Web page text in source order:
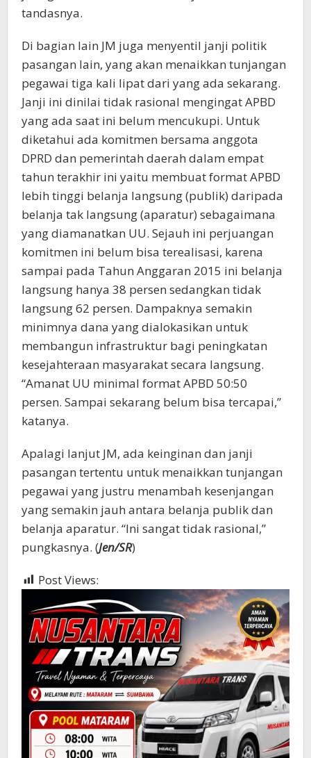
tandasnya.
Di bagian lain JM juga menyentil janji politik
pasangan lain, yang akan menaikkan tunjangan
pegawai tiga kali lipat dari yang ada sekarang.
Janji ini dinilai tidak rasional mengingat APBD
yang ada saat ini belum mencukupi. Untuk
diketahui ada komitmen bersama anggota
DPRD dan pemerintah daerah dalam empat
tahun terakhir ini yaitu membuat format APBD
lebih tinggi belanja langsung (publik) daripada
belanja tak langsung (aparatur) sebagaimana
yang diamanatkan UU. Sejauh ini perjuangan
komitmen ini belum bisa terealisasi, karena
sampai pada Tahun Anggaran 2015 ini belanja
langsung hanya 38 persen sedangkan tidak
langsung 62 persen. Dampaknya semakin
minimnya dana yang dialokasikan untuk
membangun infrastruktur bagi peningkatan
kesejahteraan masyarakat secara langsung.
“Amanat UU minimal format APBD 50:50
persen. Sampai sekarang belum bisa tercapai,”
katanya.
Apalagi lanjut JM, ada keinginan dan janji
pasangan tertentu untuk menaikkan tunjangan
pegawai yang justru menambah kesenjangan
yang semakin jauh antara belanja publik dan
belanja aparatur. “Ini sangat tidak rasional,”
pungkasnya. (Jen/SR)
Post Views: